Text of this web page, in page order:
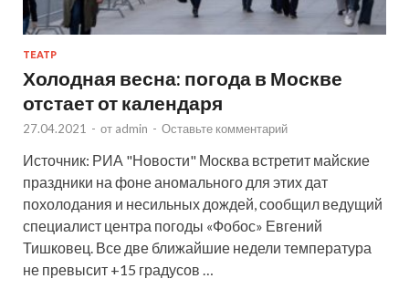
ТЕАТР
Холодная весна: погода в Москве
отстает от календаря
27.04.2021 - от admin - Оставьте комментарий
Источник: РИА "Новости" Москва встретит майские
праздники на фоне аномального для этих дат
похолодания и несильных дождей, сообщил ведущий
специалист центра погоды «Фобос» Евгений
Тишковец. Все две ближайшие недели температура
не превысит +15 градусов …